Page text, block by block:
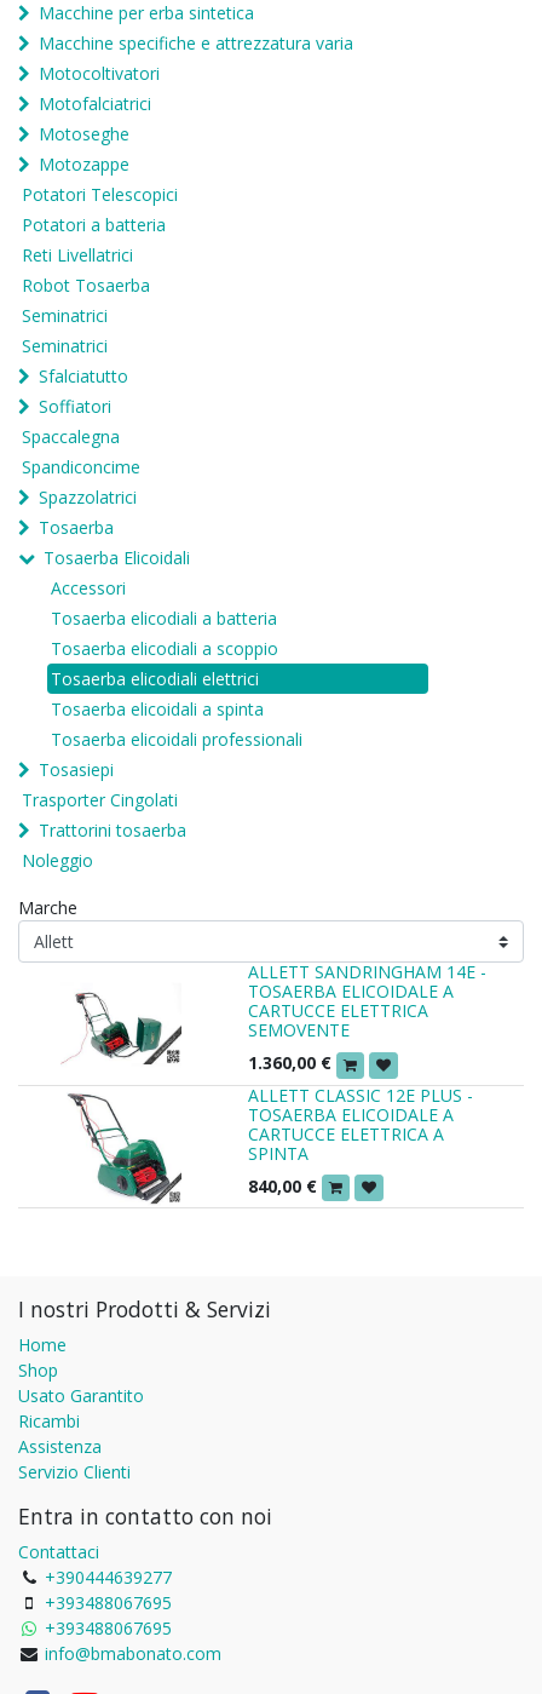
Macchine per erba sintetica
Macchine specifiche e attrezzatura varia
Motocoltivatori
Motofalciatrici
Motoseghe
Motozappe
Potatori Telescopici
Potatori a batteria
Reti Livellatrici
Robot Tosaerba
Seminatrici
Seminatrici
Sfalciatutto
Soffiatori
Spaccalegna
Spandiconcime
Spazzolatrici
Tosaerba
Tosaerba Elicoidali
Accessori
Tosaerba elicodiali a batteria
Tosaerba elicodiali a scoppio
Tosaerba elicodiali elettrici
Tosaerba elicoidali a spinta
Tosaerba elicoidali professionali
Tosasiepi
Trasporter Cingolati
Trattorini tosaerba
Noleggio
Marche
ALLETT SANDRINGHAM 14E -
TOSAERBA ELICOIDALE A
CARTUCCE ELETTRICA
SEMOVENTE
1.360,00 €
ALLETT CLASSIC 12E PLUS -
TOSAERBA ELICOIDALE A
CARTUCCE ELETTRICA A
SPINTA
840,00 €
I nostri Prodotti & Servizi
Home
Shop
Usato Garantito
Ricambi
Assistenza
Servizio Clienti
Entra in contatto con noi
Contattaci
+390444639277
+393488067695
+393488067695
info@bmabonato.com